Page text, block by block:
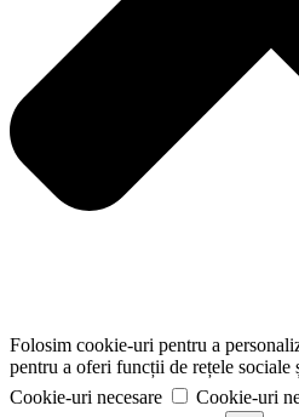
Folosim cookie-uri pentru a
pentru a oferi funcții de rețele sociale
Cookie-uri necesare
Cookie-uri